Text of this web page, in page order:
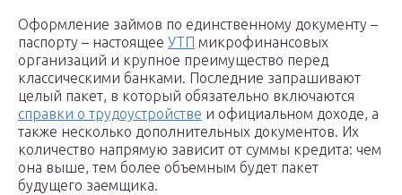
Оформление займов по единственному документу –
паспорту – настоящее УТП микрофинансовых
организаций и крупное преимущество перед
классическими банками. Последние запрашивают
целый пакет, в который обязательно включаются
справки о трудоустройстве и официальном доходе, а
также несколько дополнительных документов. Их
количество напрямую зависит от суммы кредита: чем
она выше, тем более объемным будет пакет
будущего заемщика.